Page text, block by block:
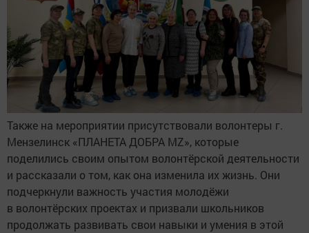
Также на мероприятии присутствовали волонтеры г.
Мензелинск «ПЛАНЕТА ДОБРА MZ», которые
поделились своим опытом волонтёрской деятельности
и рассказали о том, как она изменила их жизнь. Они
подчеркнули важность участия молодёжи
в волонтёрских проектах и призвали школьников
продолжать развивать свои навыки и умения в этой